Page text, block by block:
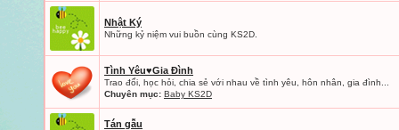
Nhật Ký
Những kỷ niệm vui buồn cùng KS2D.
Tình Yêu♥Gia Đình
Trao đổi, học hỏi, chia sẻ với nhau về tình yêu, hôn nhân, gia đình...
Chuyên mục: Baby KS2D
Tán gẫu